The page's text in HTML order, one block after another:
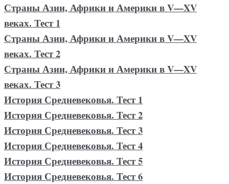
Страны Азии, Африки и Америки в V—XV
веках. Тест 1
Страны Азии, Африки и Америки в V—XV
веках. Тест 2
Страны Азии, Африки и Америки в V—XV
веках. Тест 3
История Средневековья. Тест 1
История Средневековья. Тест 2
История Средневековья. Тест 3
История Средневековья. Тест 4
История Средневековья. Тест 5
История Средневековья. Тест 6